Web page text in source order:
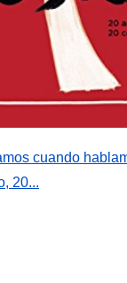
cuando
20...